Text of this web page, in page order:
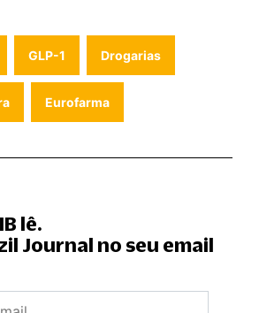
GLP-1 Drogarias
Eurofarma
lê.
Journal no seu email